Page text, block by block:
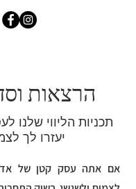
הרצאות
תכניות הליווי שלנו
יעזרו לך
אם אתה עסק קטן של